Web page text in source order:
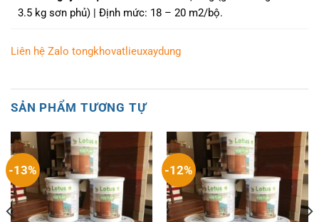
3.5 kg sơn phủ) | Định mức: 18 – 20 m2/bộ.
Liên hệ Zalo tongkhovatlieuxaydung
SẢN PHẨM TƯƠNG TỰ
-13% -12%